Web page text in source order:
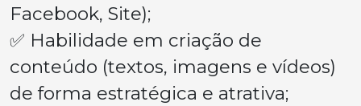
Facebook, Site);
✅ Habilidade em criação de
conteúdo (textos, imagens e vídeos)
de forma estratégica e atrativa;